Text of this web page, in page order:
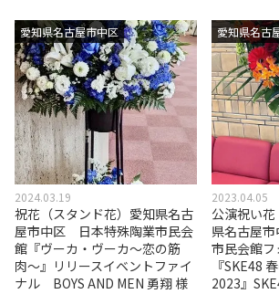
愛知県名古屋市中区
2024.03.19
祝花（スタンド花）愛知県名古
屋市中区 日本特殊陶業市民会
館『ヴーカ・ヴーカ〜恋の筋
肉〜』リリースイベントファイ
ナル BOYS AND MEN 勇翔 様
愛知県名古
2023.04.05
公演祝い
県名古屋
市民会館
『SKE48
2023』